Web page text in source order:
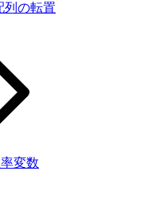
列の転置
率変数